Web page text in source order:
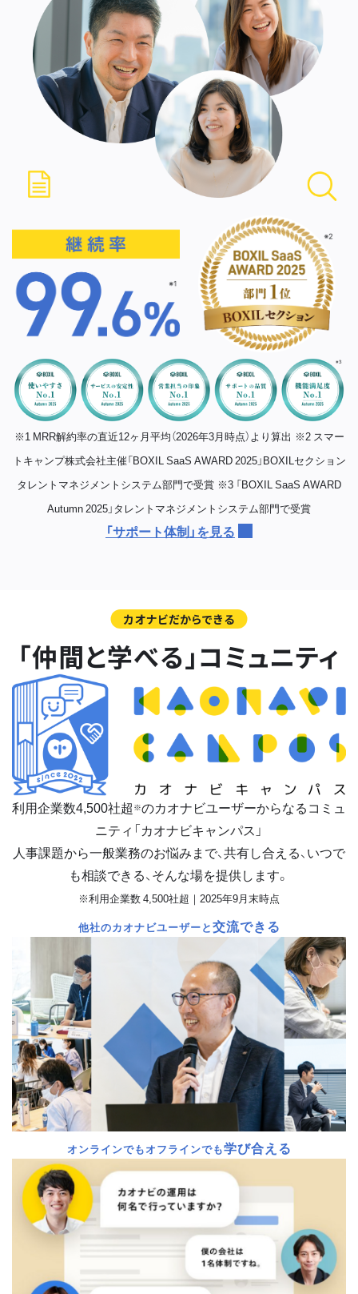
※1 MRR解約率の直近12ヶ月平均（2026年3月時点）より算出 ※2 スマー
トキャンプ株式会社主催「BOXIL SaaS AWARD 2025」BOXILセクション
タレントマネジメントシステム部門で受賞 ※3 「BOXIL SaaS AWARD
Autumn 2025」タレントマネジメントシステム部門で受賞
「サポート体制」を見る
カオナビだからできる
「仲間と学べる」コミュニティ
利用企業数4,500社超 ※のカオナビユーザーからなるコミュ
ニティ「カオナビキャンパス」
人事課題から一般業務のお悩みまで、共有し合える、いつで
も相談できる、そんな場を提供します。
※利用企業数 4,500社超｜2025年9月末時点
他社のカオナビユーザーと交流できる
オンラインでもオフラインでも学び合える